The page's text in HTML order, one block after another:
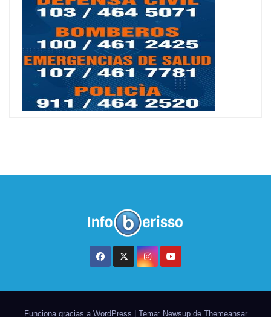
Funciona gracias a WordPress Tema: Newsup de Themeansar